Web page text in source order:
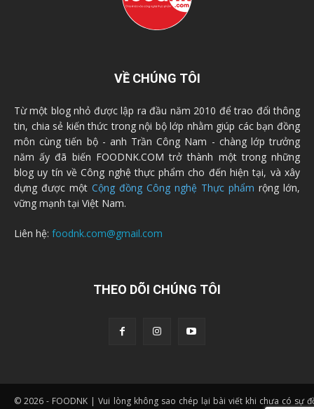
VỀ CHÚNG TÔI
Từ một blog nhỏ được lập ra đầu năm 2010 để trao đổi thông
tin, chia sẻ kiến thức trong nội bộ lớp nhằm giúp các bạn đồng
môn cùng tiến bộ - anh Trần Công Nam - chàng lớp trưởng
năm ấy đã biến FOODNK.COM trở thành một trong những
blog uy tín về Công nghệ thực phẩm cho đến hiện tại, và xây
dựng được một Cộng đồng Công nghệ Thực phẩm rộng lớn,
vững mạnh tại Việt Nam.
Liên hệ: foodnk.com@gmail.com
THEO DÕI CHÚNG TÔI
© 2026 - FOODNK | Vui lòng không sao chép lại bài viết khi chưa có sự